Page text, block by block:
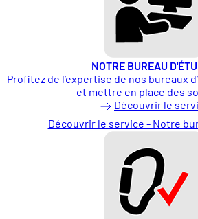
NOTRE BUREAU
Profitez de l’expertise de nos bureaux
et mettre en place des
Découvrir le
Découvrir le service - Notre